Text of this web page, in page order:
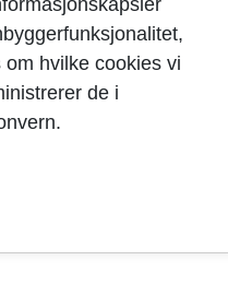
inntekter
november en
millioner knyttet til
fra
november kr 1,5
hvilke cookies vi
de i